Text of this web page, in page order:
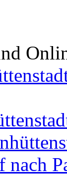
nach